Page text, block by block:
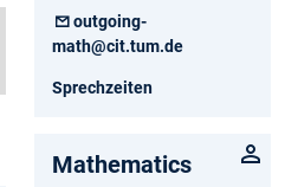
outgoing-
math@cit.tum.de
Sprechzeiten
Mathematics